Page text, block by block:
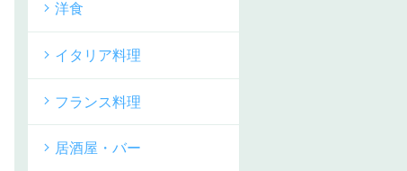
洋食
イタリア料理
フランス料理
居酒屋・バー